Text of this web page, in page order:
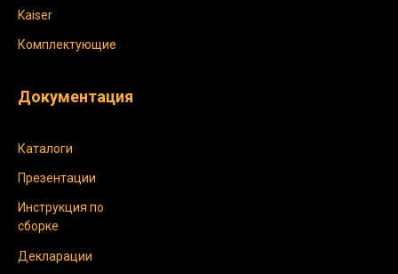
Каталоги
Инструкция по
сборке
Kaiser
Комплектующие
Декларации
Презентации
Документация